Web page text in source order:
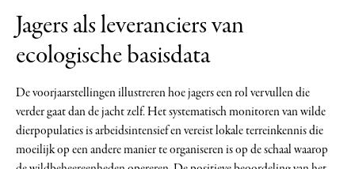
Jagers als leveranciers van
ecologische basisdata
De voorjaarstellingen illustreren hoe jagers een rol vervullen die
verder gaat dan de jacht zelf. Het systematisch monitoren van wilde
dierpopulaties is arbeidsintensief en vereist lokale terreinkennis die
moeilijk op een andere manier te organiseren is op de schaal waarop